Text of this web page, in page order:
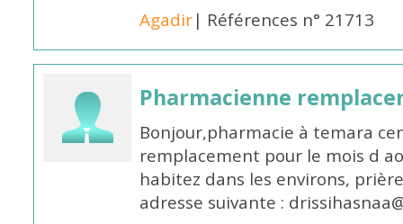
Agadir| Références n° 21713
Pharmacienne
Bonjour,pharmacie à temara
remplacement pour le mois d
habitez dans les environs,
adresse suivante :